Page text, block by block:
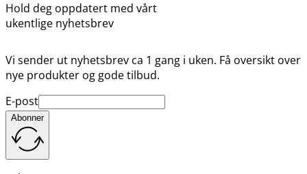
Hold deg oppdatert med vårt
ukentlige nyhetsbrev
Vi sender ut nyhetsbrev ca 1 gang i uken. Få oversikt over
nye produkter og gode tilbud.
E-post
Abonner